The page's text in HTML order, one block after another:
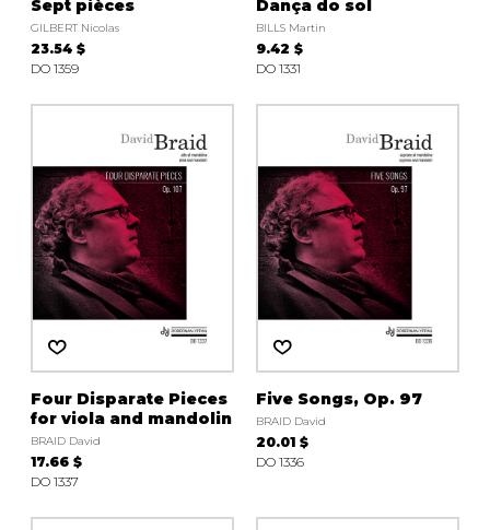
Sept pièces
GILBERT Nicolas
23.54 $
DO 1359
Dança do sol
BILLS Martin
9.42 $
DO 1331
Four Disparate Pieces
for viola and mandolin
BRAID David
17.66 $
DO 1337
Five Songs, Op. 97
BRAID David
20.01 $
DO 1336